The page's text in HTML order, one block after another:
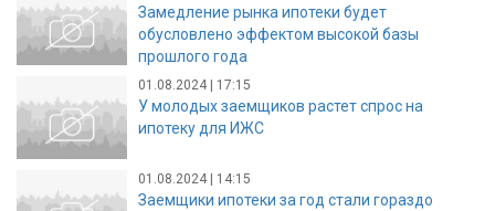
Замедление рынка ипотеки будет
обусловлено эффектом высокой базы
прошлого года
01.08.2024 | 17:15
У молодых заемщиков растет спрос на
ипотеку для ИЖС
01.08.2024 | 14:15
Заемщики ипотеки за год стали гораздо